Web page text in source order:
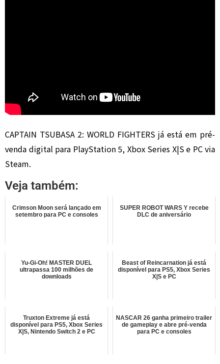
CAPTAIN TSUBASA 2: WORLD FIGHTERS já está em pré-
venda digital para PlayStation 5, Xbox Series X|S e PC via
Steam.
Veja também:
Crimson Moon será lançado em
setembro para PC e consoles
SUPER ROBOT WARS Y recebe
DLC de aniversário
Yu-Gi-Oh! MASTER DUEL
ultrapassa 100 milhões de
downloads
Beast of Reincarnation já está
disponível para PS5, Xbox Series
X|S e PC
Truxton Extreme já está
disponível para PS5, Xbox Series
X|S, Nintendo Switch 2 e PC
NASCAR 26 ganha primeiro trailer
de gameplay e abre pré-venda
para PC e consoles